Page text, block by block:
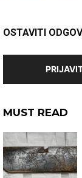
OSTAVITI
MUST READ